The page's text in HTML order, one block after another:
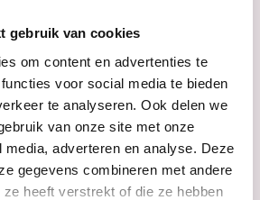
gebruik van cookies
om content en advertenties te
voor social media te bieden
te analyseren. Ook delen we
van onze site met onze
adverteren en analyse. Deze
gegevens combineren met andere
ze heeft verstrekt of die ze hebben